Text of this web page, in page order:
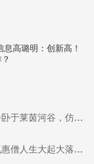
高璐明：创新高！
河谷，仿佛从未改变
大落，晚年终于回家